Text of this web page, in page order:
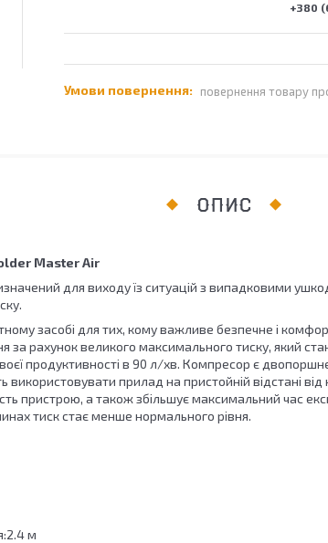
+380
повернення товару
ОПИС
Master Air
для виходу їз ситуацій з випадковими
засобі для тих, кому важливе безпечне і
за рахунок великого максимального тиску, який
продуктивності в 90 л/хв. Компресор є
використовувати прилад на пристойній відстані
пристрою, а також збільшує максимальний час
тиск стає менше нормального рівня.
м